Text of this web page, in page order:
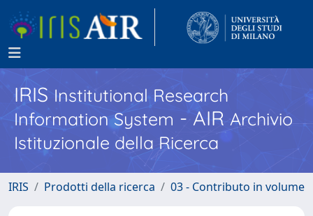
IRISInstitutional Research
Information System - AIR Archivio
Istituzionale della Ricerca
IRIS Prodotti della ricerca 03 - Contributo in volume